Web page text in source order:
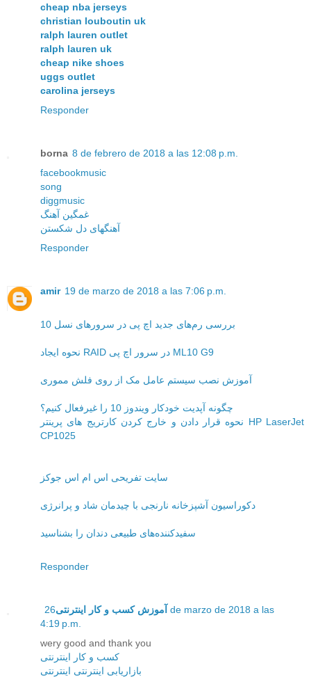
cheap nba jerseys
christian louboutin uk
ralph lauren outlet
ralph lauren uk
cheap nike shoes
uggs outlet
carolina jerseys
Responder
borna 8 de febrero de 2018 a las 12:08 p.m.
facebookmusic
song
diggmusic
غمگین آهنگ
آهنگهای دل شکستن
Responder
amir 19 de marzo de 2018 a las 7:06 p.m.
بررسی رم‌های جدید اچ پی در سرورهای نسل 10
نحوه ایجاد RAID در سرور اچ پی ML10 G9
آموزش نصب سیستم عامل مک از روی فلش مموری
چگونه آپدیت خودکار ویندوز 10 را غیرفعال کنیم؟
نحوه قرار دادن و خارج کردن کارتریج های پرینتر HP LaserJet
CP1025
سایت تفریحی اس ام اس جوکز
دکوراسیون آشپزخانه نارنجی با چیدمان شاد و پرانرژی
سفیدکننده‌های طبیعی دندان را بشناسید
Responder
آموزش کسب و کار اینترنتی26 de marzo de 2018 a las
4:19 p.m.
wery good and thank you
کسب و کار اینترنتی
بازاریابی اینترنتی اینترنتی